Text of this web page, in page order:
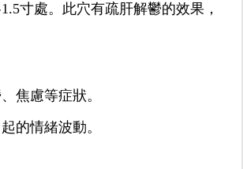
寸處。此穴有疏肝解鬱的效果，
焦慮等症狀。
的情緒波動。